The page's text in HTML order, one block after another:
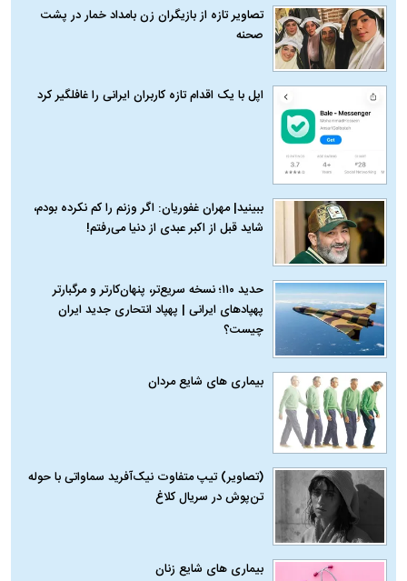
تصاویر تازه از بازیگران زن بامداد خمار در پشت
صحنه
اپل با یک اقدام تازه کاربران ایرانی را غافلگیر کرد
ببینید| مهران غفوریان: اگر وزنم را کم نکرده بودم،
شاید قبل از اکبر عبدی از دنیا می‌رفتم!
حدید ۱۱۰؛ نسخه سریع‌تر، پنهان‌کارتر و مرگبارتر
پهپادهای ایرانی | پهپاد انتحاری جدید ایران
چیست؟
بیماری‌ های شایع مردان
(تصاویر) تیپ متفاوت نیک‌آفرید سماواتی با حوله
تن‌پوش در سریال کلاغ
بیماری‌ های شایع زنان